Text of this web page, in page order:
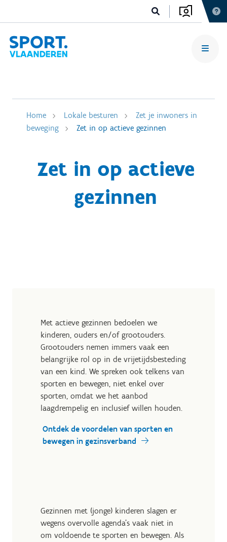
Home Lokale besturen
Zet je inwoners in
beweging
Zet in op actieve gezinnen
Zet in op actieve
gezinnen
Gezinnen met (jonge) kinderen slagen er
wegens overvolle agenda's vaak niet in
om voldoende te sporten en bewegen. Als
Met actieve gezinnen bedoelen we
kinderen, ouders en/of grootouders.
Grootouders nemen immers vaak een
belangrijke rol op in de vrijetijdsbesteding
van een kind. We spreken ook telkens van
sporten en bewegen, niet enkel over
sporten, omdat we het aanbod
laagdrempelig en inclusief willen houden.
Ontdek de voordelen van sporten en
bewegen in gezinsverband